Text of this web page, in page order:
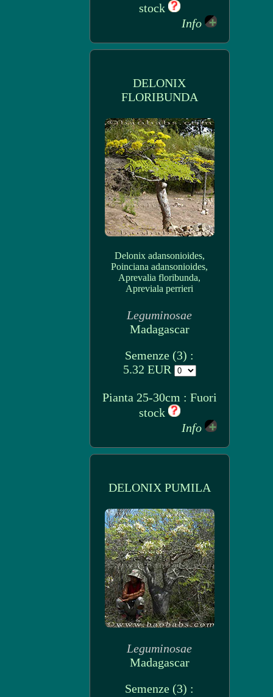
stock
Info
DELONIX
FLORIBUNDA
Delonix adansonioides,
Poinciana adansonioides,
Aprevalia floribunda,
Apreviala perrieri
Leguminosae
Madagascar
Semenze (3) :
5.32 EUR
Pianta 25-30cm : Fuori
stock
Info
DELONIX PUMILA
Leguminosae
Madagascar
Semenze (3) :